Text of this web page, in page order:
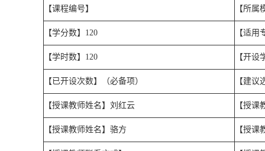
【课程编号】 【所属
【学分数】 120 【适用
【学时数】 120 【开设
【已开设次数】（必备项） 【建议
【授课教师姓名】刘红云 【授课
【授课教师姓名】骆方 【授课